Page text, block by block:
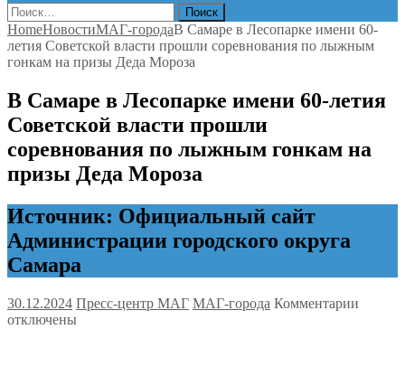
Найти:
HomeНовостиМАГ-городаВ Самаре в Лесопарке имени 60-
летия Советской власти прошли соревнования по лыжным
гонкам на призы Деда Мороза
В Самаре в Лесопарке имени 60-летия
Советской власти прошли
соревнования по лыжным гонкам на
призы Деда Мороза
Источник: Официальный сайт
Администрации городского округа
Самара
30.12.2024 Пресс-центр МАГ МАГ-города Комментарии
отключены